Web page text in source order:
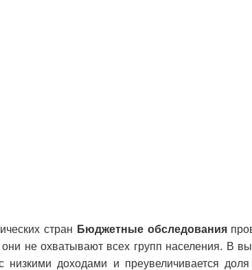
стран Бюджетные обследования
не охватывают всех групп населения. В
низкими доходами и преувеличивается